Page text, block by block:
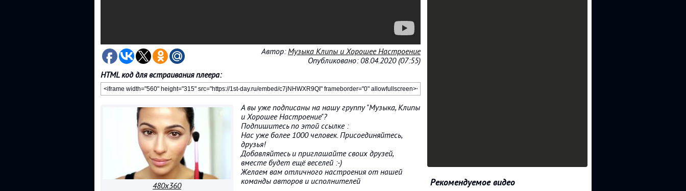
Автор:Музыка Клипы и Хорошее Настроение
Опубликовано: 08.04.2020 (07:55)
HTML код для встраивания плеера:
480x360
А вы уже подписаны на нашу группу "Музыка, Клипы
и Хорошее Настроение"?
Подпишитесь по этой ссылке :
Нас уже более 1000 человек. Присоединяйтесь,
друзья!
Добавляйтесь и приглашайте своих друзей,
вместе будет ещё веселей :-)
Желаем вам отличного настроения от нашей
команды авторов и исполнителей
Рекомендуемое видео